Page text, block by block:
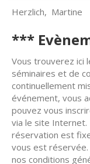
Herzlich, Martine
***
Vous trouverez ici
séminaires et de
continuellement
événement, vous
pouvez vous
via le site
réservation est
vous est
nos conditions